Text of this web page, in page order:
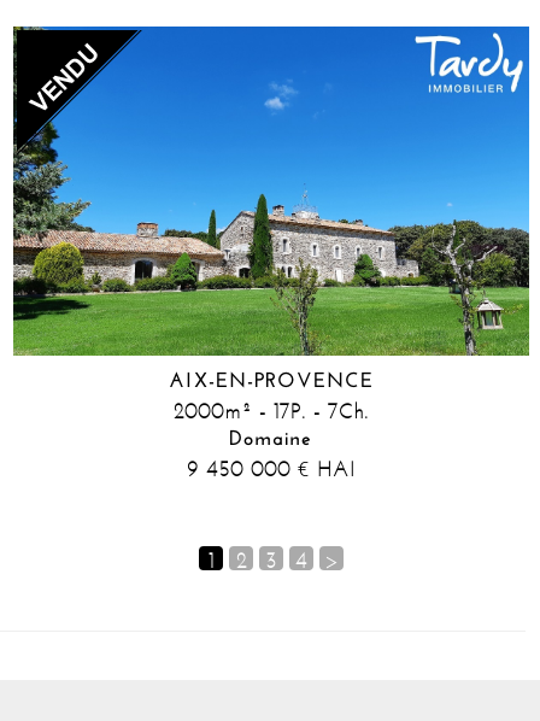
AIX-EN-PROVENCE
2000m² - 17P. - 7Ch.
Domaine
9 450 000 € HAI
1 2 3 4 >